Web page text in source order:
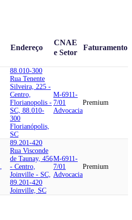
Endereço
CNAE
e Setor
Faturamento
88.010-300
Rua Tenente
Silveira, 225 -
Centro,
Florianopolis -
SC, 88.010-
300
Florianópolis,
SC
M-6911-
7/01
Advocacia
Premium
89.201-420
Rua Visconde
de Taunay, 456
- Centro,
Joinville - SC,
89.201-420
Joinville, SC
M-6911-
7/01
Advocacia
Premium